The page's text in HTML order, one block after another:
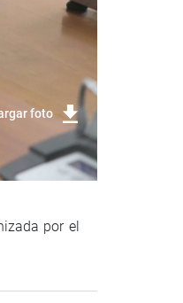
foto
por el